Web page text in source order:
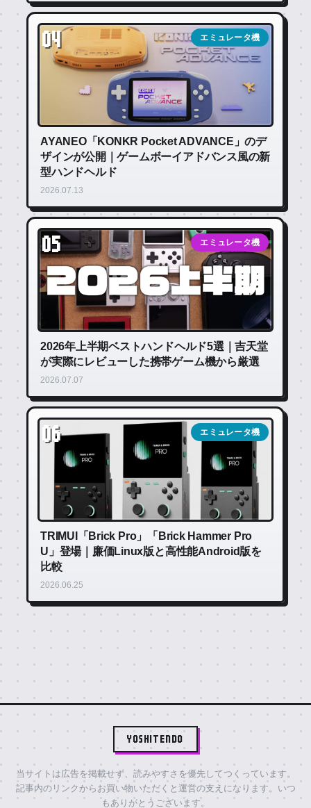
04 エミュレータ機
AYANEO「KONKR Pocket ADVANCE」のデ
ザインが公開｜ゲームボーイアドバンス風の新
型ハンドヘルド
2026.07.13
05 エミュレータ機
2026年上半期ベストハンドヘルド5選｜吉天堂
が実際にレビューした携帯ゲーム機から厳選
2026.07.07
06 エミュレータ機
TRIMUI「Brick Pro」「Brick Hammer Pro
U」登場｜廉価Linux版と高性能Android版を
比較
2026.06.25
YOSHITENDO
当サイトは広告を掲載せず、読みやすさを優先してつくっています。
記事内のリンクからお買い物いただくと運営の支えになります。いつ
もありがとうございます。